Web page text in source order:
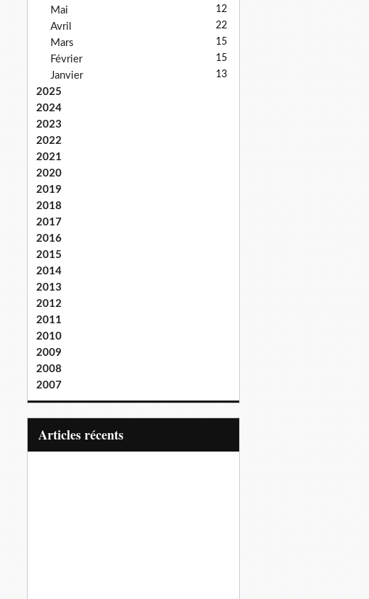
Mai 12
Avril 22
Mars 15
Février 15
Janvier 13
2025
2024
2023
2022
2021
2020
2019
2018
2017
2016
2015
2014
2013
2012
2011
2010
2009
2008
2007
articles récents